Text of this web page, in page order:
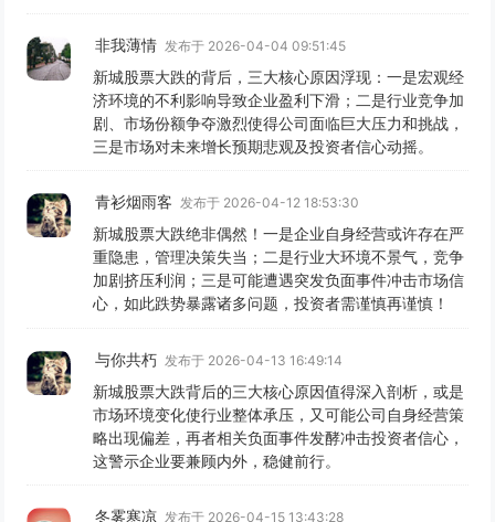
非我薄情 发布于 2026-04-04 09:51:45
新城股票大跌的背后，三大核心原因浮现：一是宏观经
济环境的不利影响导致企业盈利下滑；二是行业竞争加
剧、市场份额争夺激烈使得公司面临巨大压力和挑战，
三是市场对未来增长预期悲观及投资者信心动摇。
青衫烟雨客 发布于 2026-04-12 18:53:30
新城股票大跌绝非偶然！一是企业自身经营或许存在严
重隐患，管理决策失当；二是行业大环境不景气，竞争
加剧挤压利润；三是可能遭遇突发负面事件冲击市场信
心，如此跌势暴露诸多问题，投资者需谨慎再谨慎！
与你共朽 发布于 2026-04-13 16:49:14
新城股票大跌背后的三大核心原因值得深入剖析，或是
市场环境变化使行业整体承压，又可能公司自身经营策
略出现偏差，再者相关负面事件发酵冲击投资者信心，
这警示企业要兼顾内外，稳健前行。
冬雾寒凉 发布于 2026-04-15 13:43:28